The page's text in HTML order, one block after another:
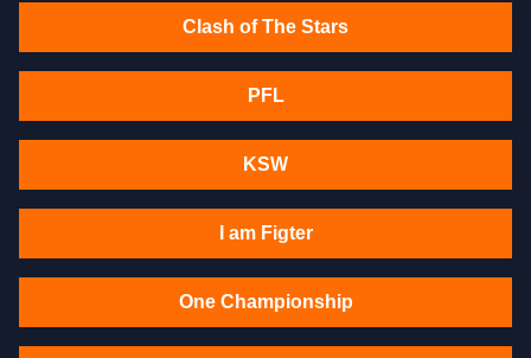
Clash of The Stars
PFL
KSW
I am Figter
One Championship